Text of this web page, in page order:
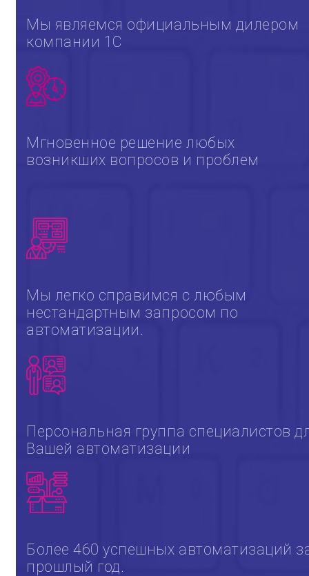
Мы являемся официальным дилером
компании 1С
Мгновенное решение любых
возникших вопросов и проблем
Мы легко справимся с любым
нестандартным запросом по
автоматизации.
Персональная группа специалистов
Вашей автоматизации
Более 460 успешных автоматизаций
прошлый год.